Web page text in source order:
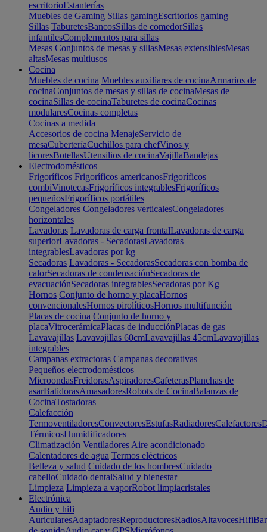
escritorioEstanterías
Muebles de Gaming Sillas gamingEscritorios gaming
Sillas TaburetesBancosSillas de comedorSillas
infantilesComplementos para sillas
Mesas Conjuntos de mesas y sillasMesas extensiblesMesas
altasMesas multiusos
Cocina
Muebles de cocina Muebles auxiliares de cocinaArmarios de
cocinaConjuntos de mesas y sillas de cocinaMesas de
cocinaSillas de cocinaTaburetes de cocinaCocinas
modularesCocinas completas
Cocinas a medida
Accesorios de cocina MenajeServicio de
mesaCuberteríaCuchillos para chefVinos y
licoresBotellasUtensilios de cocinaVajillaBandejas
Electrodomésticos
Frigoríficos Frigoríficos americanosFrigoríficos
combiVinotecasFrigoríficos integrablesFrigoríficos
pequeñosFrigoríficos portátiles
Congeladores Congeladores verticalesCongeladores
horizontales
Lavadoras Lavadoras de carga frontalLavadoras de carga
superiorLavadoras - SecadorasLavadoras
integrablesLavadoras por kg
Secadoras Lavadoras - SecadorasSecadoras con bomba de
calorSecadoras de condensaciónSecadoras de
evacuaciónSecadoras integrablesSecadoras por Kg
Hornos Conjunto de horno y placaHornos
convencionalesHornos pirolíticosHornos multifunción
Placas de cocina Conjunto de horno y
placaVitrocerámicaPlacas de inducciónPlacas de gas
Lavavajillas Lavavajillas 60cmLavavajillas 45cmLavavajillas
integrables
Campanas extractoras Campanas decorativas
Pequeños electrodomésticos
MicroondasFreidorasAspiradoresCafeterasPlanchas de
asarBatidorasAmasadoresRobots de CocinaBalanzas de
CocinaTostadoras
Calefacción
TermoventiladoresConvectoresEstufasRadiadoresCalefactores
TérmicosHumidificadores
Climatización Ventiladores Aire acondicionado
Calentadores de agua Termos eléctricos
Belleza y salud Cuidado de los hombresCuidado
cabelloCuidado dentalSalud y bienestar
Limpieza Limpieza a vaporRobot limpiacristales
Electrónica
Audio y hifi
AuricularesAdaptadoresReproductoresRadiosAltavocesHifi